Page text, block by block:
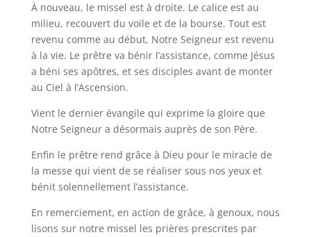
À nouveau, le missel est à droite. Le calice est au
milieu, recouvert du voile et de la bourse. Tout est
revenu comme au début, Notre Seigneur est revenu
à la vie. Le prêtre va bénir l’assistance, comme Jésus
a béni ses apôtres, et ses disciples avant de monter
au Ciel à l’Ascension.
Vient le dernier évangile qui exprime la gloire que
Notre Seigneur a désormais auprès de son Père.
Enfin le prêtre rend grâce à Dieu pour le miracle de
la messe qui vient de se réaliser sous nos yeux et
bénit solennellement l’assistance.
En remerciement, en action de grâce, à genoux, nous
lisons sur notre missel les prières prescrites par